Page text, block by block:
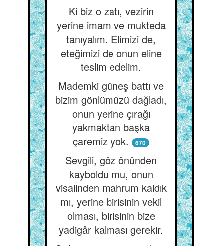
Ki biz o zatı, vezirin
yerine imam ve mukteda
tanıyalım. Elimizi de,
eteğimizi de onun eline
teslim edelim.
Mademki güneş battı ve
bizim gönlümüzü dağladı,
onun yerine çırağı
yakmaktan başka
çaremiz yok.
670
Sevgili, göz önünden
kayboldu mu, onun
visalinden mahrum kaldık
mı, yerine birisinin vekil
olması, birisinin bize
yadigâr kalması gerekir.